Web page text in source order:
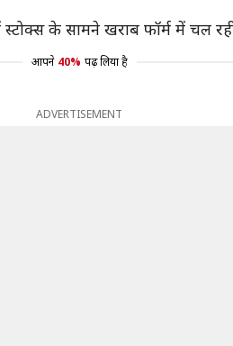
के सामने खराब फॉर्म में चल रही
आपने 40% पढ़ लिया है
ADVERTISEMENT